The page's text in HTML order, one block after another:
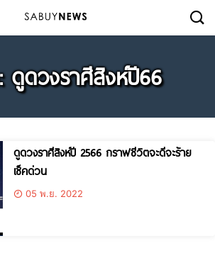
ดูดวงราศีสิงห์ปี66
ดูดวงราศีสิงห์ปี 2566 กราฟชีวิตจะดีจะร้าย
เช็คด่วน
05 พ.ย. 2022